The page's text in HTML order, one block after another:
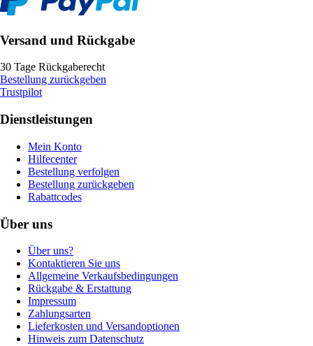
Versand und Rückgabe
30 Tage Rückgaberecht
Bestellung zurückgeben
Trustpilot
Dienstleistungen
Mein Konto
Hilfecenter
Bestellung verfolgen
Bestellung zurückgeben
Rabattcodes
Über uns
Über uns?
Kontaktieren Sie uns
Allgemeine Verkaufsbedingungen
Rückgabe & Erstattung
Impressum
Zahlungsarten
Lieferkosten und Versandoptionen
Hinweis zum Datenschutz